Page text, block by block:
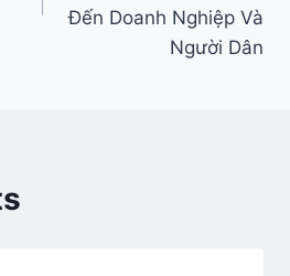
Đến Doanh Nghiệp Và
Người Dân